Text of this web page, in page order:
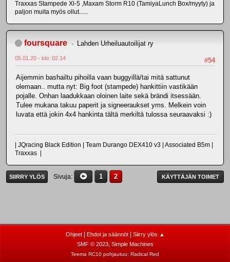
Traxxas Stampede Xl-5 ,Maxam Storm R10 (TamiyaLunch Box/myyty) ja
paljon muita myös ollut......
foursquare Lahden Urheiluautoilijat ry
#54
05.01.20 - klo: 02.14
Aijemmin bashailtu pihoilla vaan buggyillä/tai mitä sattunut
olemaan.. mutta nyt: Big foot (stampede) hankittiin vastikään
pojalle. Onhan laadukkaan oloinen laite sekä brändi itsessään.
Tulee mukana takuu paperit ja signeeraukset yms. Melkein voin
luvata että jokin 4x4 hankinta tältä merkiltä tulossa seuraavaksi :)
| JQracing Black Edition | Team Durango DEX410 v3 | Associated B5m |
Traxxas |
SIIRRY YLÖS Sivuja 1 2 KÄYTTÄJÄN TOIMET
Ohjeet| Ehdot ja säännöt| Siirry ylös ▲
SMF © 2023, Simple Machines
Teema RC10 pohjautuu: Radical Red